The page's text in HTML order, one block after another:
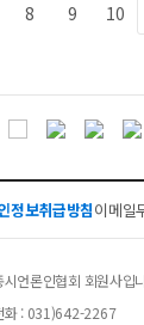
8 9 10
정보취급방침이메일
시언론인협회 회원사
화 : 031)642-2267